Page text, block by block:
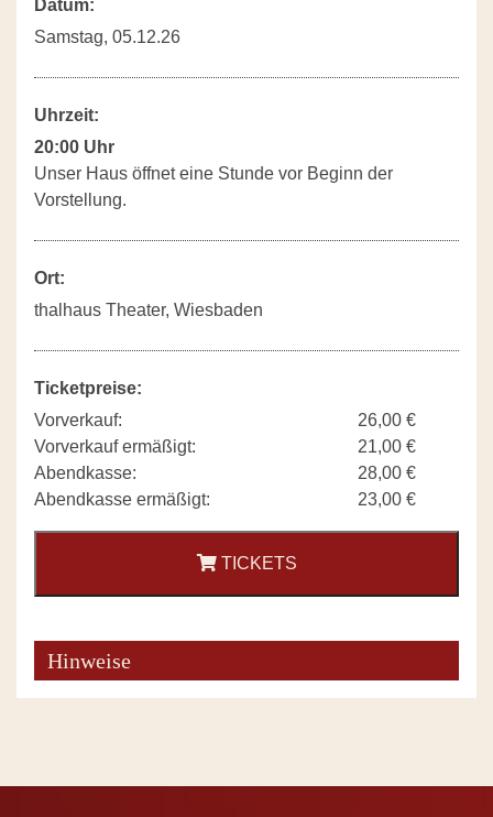
Datum:
Samstag, 05.12.26
Uhrzeit:
20:00 Uhr
Unser Haus öffnet eine Stunde vor Beginn der
Vorstellung.
Ort:
thalhaus Theater, Wiesbaden
Ticketpreise:
Vorverkauf:
26,00 €
Vorverkauf ermäßigt:
21,00 €
Abendkasse:
28,00 €
Abendkasse ermäßigt:
23,00 €
TICKETS
Hinweise